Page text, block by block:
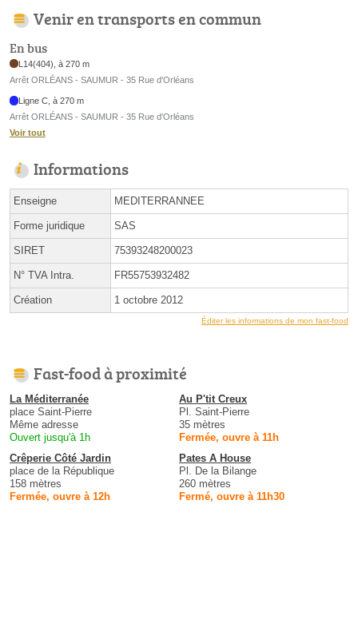
Venir en transports en commun
En bus
L14(404), à 270 m
Arrêt ORLÉANS - SAUMUR - 35 Rue d'Orléans
Ligne C, à 270 m
Arrêt ORLÉANS - SAUMUR - 35 Rue d'Orléans
Voir tout
Informations
Enseigne MEDITERRANNEE
Forme juridique SAS
SIRET 75393248200023
N° TVA Intra. FR55753932482
Création 1 octobre 2012
Éditer les informations de mon fast-food
Fast-food à proximité
La Méditerranée
place Saint-Pierre
Même adresse
Ouvert jusqu'à 1h
Au P'tit Creux
Pl. Saint-Pierre
35 mètres
Fermée, ouvre à 11h
Crêperie Côté Jardin
place de la République
158 mètres
Fermée, ouvre à 12h
Pates A House
Pl. De la Bilange
260 mètres
Fermé, ouvre à 11h30